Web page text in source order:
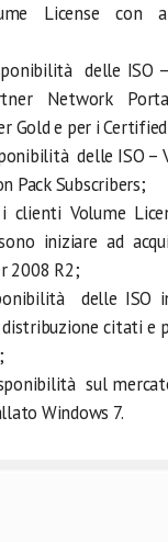
License con
delle ISO
Network
Gold e per i
delle ISO –
Pack Subscribers;
clienti Volume
iniziare ad
2008 R2;
delle ISO
citati e
sul
Windows 7.